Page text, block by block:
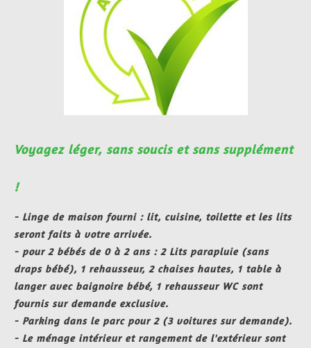
Voyagez léger, sans soucis et sanssupplément
!
- Linge de maison fourni : lit, cuisine, toilette et les lits
seront faits à votre arrivée.
- pour 2 bébés de 0 à 2 ans : 2 Lits parapluie (sans
draps bébé), 1 rehausseur, 2 chaises hautes, 1 table à
langer avec baignoire bébé, 1 rehausseur WC sont
fournis sur demande exclusive.
- Parking dans le parc pour 2 (3 voitures sur demande).
- Le ménage intérieur et rangement de l'extérieur sont